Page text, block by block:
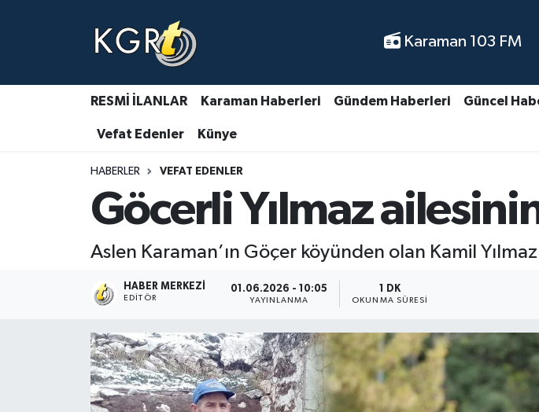
Karaman 103 FM
RESMİ İLANLAR Karaman Haberleri Gündem Haberleri Güncel
Vefat Edenler Künye
HABERLER VEFAT EDENLER
Göcerli Yılmaz
Aslen Karaman’ın Göçer köyünden olan Kamil
HABER MERKEZI
EDITÖR
01.06.2026 - 10:05
YAYINLANMA
1 DK
OKUNMA SÜRESI
Karaman Haberleri
Gündem Haberleri
Güncel Haberler
Asayiş Haberleri
Ulusal Haberler
Vefat Edenler